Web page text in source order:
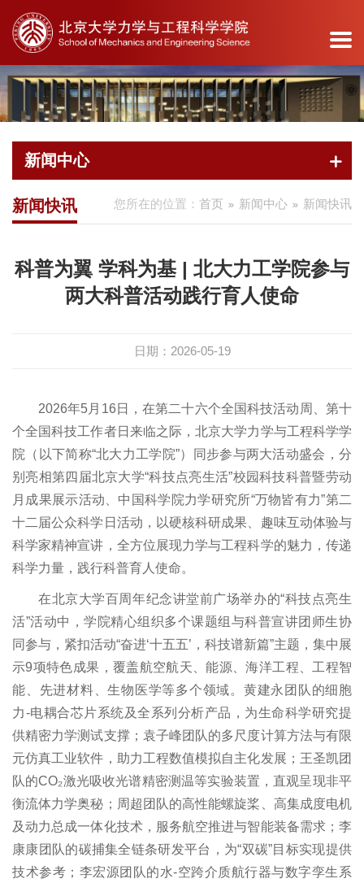
诚聘英才 院友会 安全工作
教工之家
教育捐赠 教育基地
首
页
学
院
介
绍
学院
概况
现任
领导
历史
沿革
新
闻
中
心
新闻
快讯
新闻
系
所
航
力学
系
科学
能系
航空
航天
工程
系
能源
与资
源工
程系
海洋
装备
与工
程研
究所
湍流
与复
杂系
教
育
学
本科
生教
育
生教
专业
学位
研究
生教
育
境外
学习
留学
生
教
职
工
杰出
人才
师资
各系
客座
教授
行政
人员
博士
后
学者
离退
休
科
学
究
科研
动态
学术
重要
奖励
荣誉
党
建
作
组织
概况
党建
产
学
产学
介
校企
院
职能
办公
室
学
生
地
新闻
动态
学工
队伍
办事
指南
下载
专区
公
服
务
学院
办公
办公
制度
规范
文件
下载
新闻中心
您所在的位置： 首页 新闻中心 新闻快讯
新闻快讯
科普为翼 学科为基 | 北大力工学院参与
两大科普活动践行育人使命
日期：2026-05-19
2026年5月16日，在第二十六个全国科技活动周、第十
个全国科技工作者日来临之际，北京大学力学与工程科学学
院（以下简称“北大力工学院”）同步参与两大活动盛会，分
别亮相第四届北京大学“科技点亮生活”校园科技科普暨劳动
月成果展示活动、中国科学院力学研究所“万物皆有力”第二
十二届公众科学日活动，以硬核科研成果、趣味互动体验与
科学家精神宣讲，全方位展现力学与工程科学的魅力，传递
科学力量，践行科普育人使命。
在北京大学百周年纪念讲堂前广场举办的“科技点亮生
活”活动中，学院精心组织多个课题组与科普宣讲团师生协
同参与，紧扣活动“奋进‘十五五’，科技谱新篇”主题，集中展
示9项特色成果，覆盖航空航天、能源、海洋工程、工程智
能、先进材料、生物医学等多个领域。黄建永团队的细胞
力‑电耦合芯片系统及全系列分析产品，为生命科学研究提
供精密力学测试支撑；袁子峰团队的多尺度计算方法与有限
元仿真工业软件，助力工程数值模拟自主化发展；王圣凯团
队的CO₂激光吸收光谱精密测温等实验装置，直观呈现非平
衡流体力学奥秘；周超团队的高性能螺旋桨、高集成度电机
及动力总成一体化技术，服务航空推进与智能装备需求；李
康康团队的碳捕集全链条研发平台，为“双碳”目标实现提供
技术参考；李宏源团队的水‑空跨介质航行器与数字孪生系